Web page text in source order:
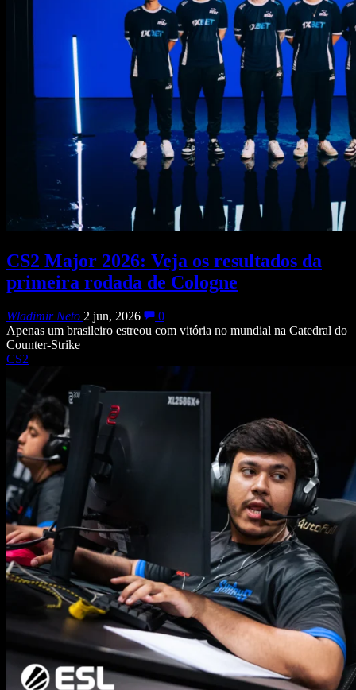
CS2 Major 2026: Veja os resultados da
primeira rodada de Cologne
Wladimir Neto 2 jun, 2026
0
Apenas um brasileiro estreou com vitória no mundial na Catedral do
Counter-Strike
CS2